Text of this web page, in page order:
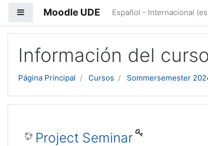
Panel lateral
Moodle UDE Español - Internacional
Información del curso
Página Principal Cursos Sommersemester
Project Seminar